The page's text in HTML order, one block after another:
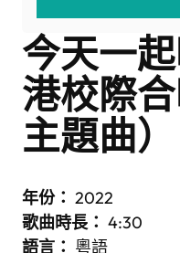
今天一
港校際
主題曲）
年份： 2022
歌曲時長： 4:30
語言： 粵語